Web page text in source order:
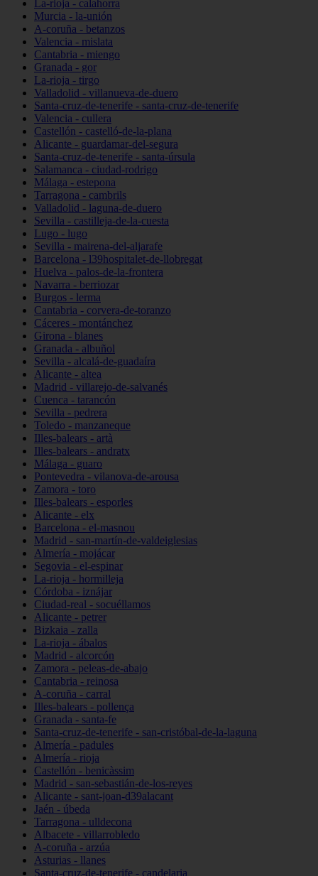
La-rioja - calahorra
Murcia - la-unión
A-coruña - betanzos
Valencia - mislata
Cantabria - miengo
Granada - gor
La-rioja - tirgo
Valladolid - villanueva-de-duero
Santa-cruz-de-tenerife - santa-cruz-de-tenerife
Valencia - cullera
Castellón - castelló-de-la-plana
Alicante - guardamar-del-segura
Santa-cruz-de-tenerife - santa-úrsula
Salamanca - ciudad-rodrigo
Málaga - estepona
Tarragona - cambrils
Valladolid - laguna-de-duero
Sevilla - castilleja-de-la-cuesta
Lugo - lugo
Sevilla - mairena-del-aljarafe
Barcelona - l39hospitalet-de-llobregat
Huelva - palos-de-la-frontera
Navarra - berriozar
Burgos - lerma
Cantabria - corvera-de-toranzo
Cáceres - montánchez
Girona - blanes
Granada - albuñol
Sevilla - alcalá-de-guadaíra
Alicante - altea
Madrid - villarejo-de-salvanés
Cuenca - tarancón
Sevilla - pedrera
Toledo - manzaneque
Illes-balears - artà
Illes-balears - andratx
Málaga - guaro
Pontevedra - vilanova-de-arousa
Zamora - toro
Illes-balears - esporles
Alicante - elx
Barcelona - el-masnou
Madrid - san-martín-de-valdeiglesias
Almería - mojácar
Segovia - el-espinar
La-rioja - hormilleja
Córdoba - iznájar
Ciudad-real - socuéllamos
Alicante - petrer
Bizkaia - zalla
La-rioja - ábalos
Madrid - alcorcón
Zamora - peleas-de-abajo
Cantabria - reinosa
A-coruña - carral
Illes-balears - pollença
Granada - santa-fe
Santa-cruz-de-tenerife - san-cristóbal-de-la-laguna
Almería - padules
Almería - rioja
Castellón - benicàssim
Madrid - san-sebastián-de-los-reyes
Alicante - sant-joan-d39alacant
Jaén - úbeda
Tarragona - ulldecona
Albacete - villarrobledo
A-coruña - arzúa
Asturias - llanes
Santa-cruz-de-tenerife - candelaria